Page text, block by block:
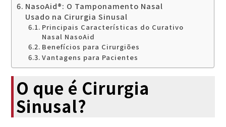
NasoAid®: O Tamponamento Nasal
Usado na Cirurgia Sinusal
Principais Características do Curativo
Nasal NasoAid
Benefícios para Cirurgiões
Vantagens para Pacientes
O que é Cirurgia
Sinusal?